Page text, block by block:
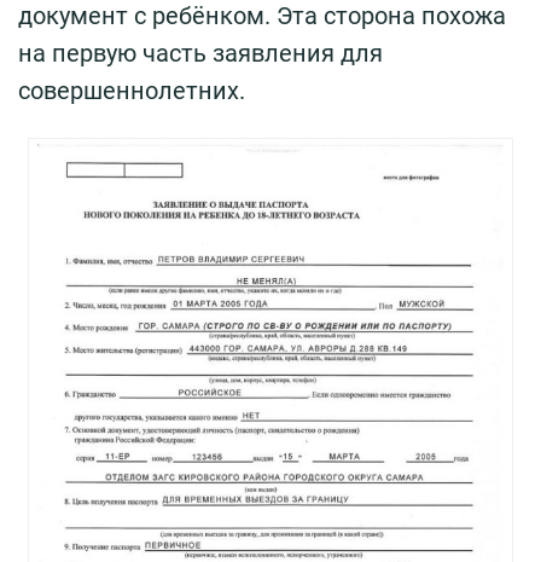
документ с ребёнком. Эта сторона похожа
на первую часть заявления для
совершеннолетних.